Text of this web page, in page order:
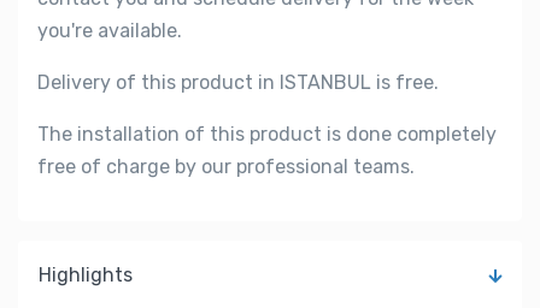
you're available.
Delivery of this product in ISTANBUL is free.
The installation of this product is done completely
free of charge by our professional teams.
Highlights